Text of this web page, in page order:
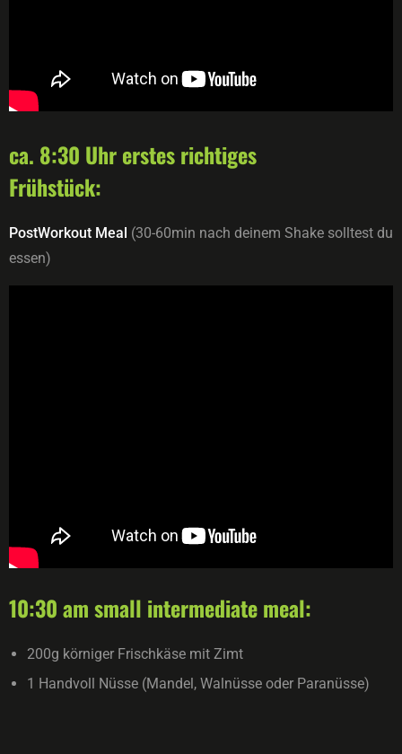
ca. 8:30 Uhr erstes richtiges
Frühstück:
PostWorkout Meal (30-60min nach deinem Shake solltest du
essen)
10:30 am small intermediate meal:
200g körniger Frischkäse mit Zimt
1 Handvoll Nüsse (Mandel, Walnüsse oder Paranüsse)